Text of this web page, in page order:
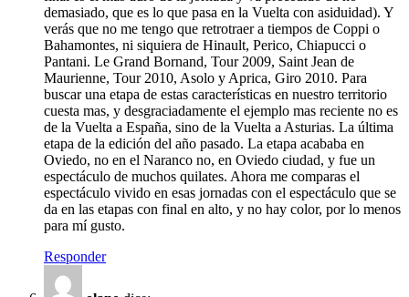
demasiado, que es lo que pasa en la Vuelta con asiduidad). Y
verás que no me tengo que retrotraer a tiempos de Coppi o
Bahamontes, ni siquiera de Hinault, Perico, Chiapucci o
Pantani. Le Grand Bornand, Tour 2009, Saint Jean de
Maurienne, Tour 2010, Asolo y Aprica, Giro 2010. Para
buscar una etapa de estas características en nuestro territorio
cuesta mas, y desgraciadamente el ejemplo mas reciente no es
de la Vuelta a España, sino de la Vuelta a Asturias. La última
etapa de la edición del año pasado. La etapa acababa en
Oviedo, no en el Naranco no, en Oviedo ciudad, y fue un
espectáculo de muchos quilates. Ahora me comparas el
espectáculo vivido en esas jornadas con el espectáculo que se
da en las etapas con final en alto, y no hay color, por lo menos
para mí gusto.
Responder